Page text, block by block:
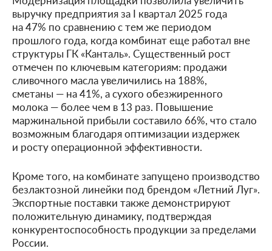
выручку предприятия за I квартал 2025 года
на 47% по сравнению с тем же периодом
прошлого года, когда комбинат еще работал вне
структуры ГК «Канталь». Существенный рост
отмечен по ключевым категориям: продажи
сливочного масла увеличились на 188%,
сметаны — на 41%, а сухого обезжиренного
молока — более чем в 13 раз. Повышение
маржинальной прибыли составило 66%, что стало
возможным благодаря оптимизации издержек
и росту операционной эффективности.
Кроме того, на комбинате запущено производство
безлактозной линейки под брендом «Летний Луг».
Экспортные поставки также демонстрируют
положительную динамику, подтверждая
конкурентоспособность продукции за пределами
России.